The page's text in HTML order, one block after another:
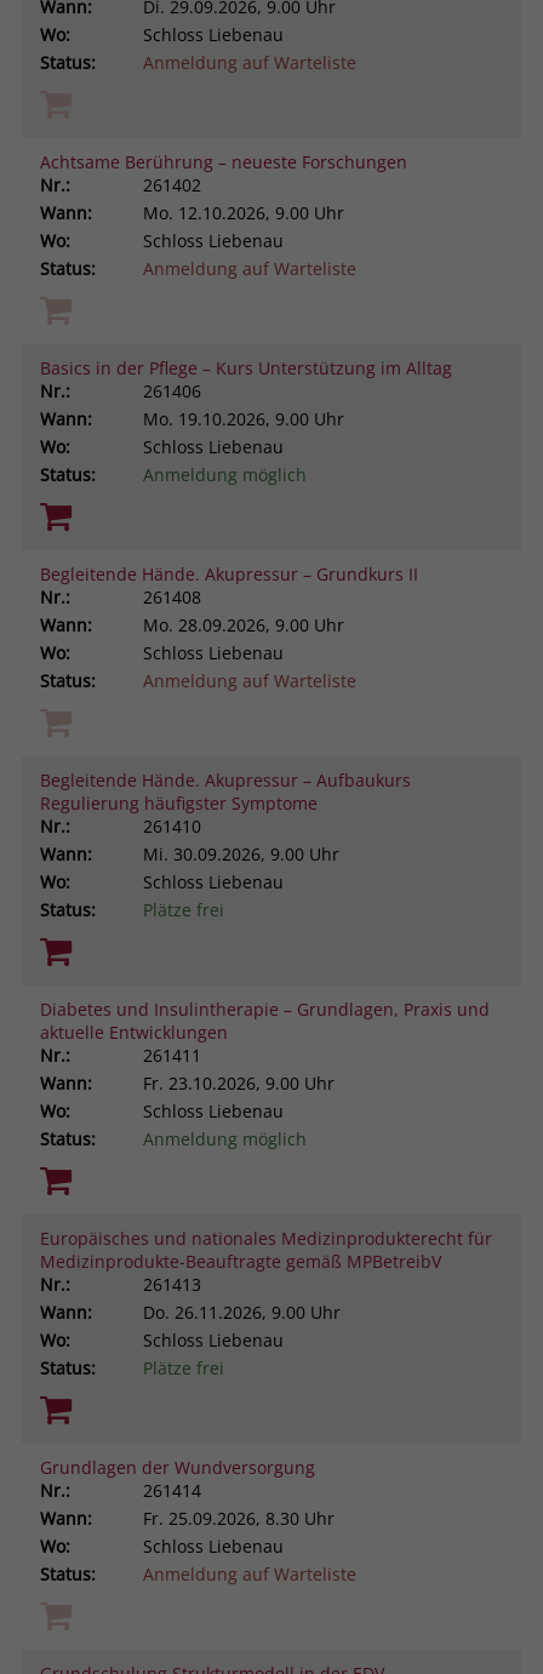
Wann:
Di. 29.09.2026, 9.00 Uhr
Wo:
Schloss Liebenau
Status:
Anmeldung auf Warteliste
Achtsame Berührung – neueste Forschungen
Nr.:
261402
Wann:
Mo. 12.10.2026, 9.00 Uhr
Wo:
Schloss Liebenau
Status:
Anmeldung auf Warteliste
Basics in der Pflege – Kurs Unterstützung im Alltag
Nr.:
261406
Wann:
Mo. 19.10.2026, 9.00 Uhr
Wo:
Schloss Liebenau
Status:
Anmeldung möglich
Begleitende Hände. Akupressur – Grundkurs II
Nr.:
261408
Wann:
Mo. 28.09.2026, 9.00 Uhr
Wo:
Schloss Liebenau
Status:
Anmeldung auf Warteliste
Begleitende Hände. Akupressur – Aufbaukurs
Regulierung häufigster Symptome
Nr.:
261410
Wann:
Mi. 30.09.2026, 9.00 Uhr
Wo:
Schloss Liebenau
Status:
Plätze frei
Diabetes und Insulintherapie – Grundlagen, Praxis und
aktuelle Entwicklungen
Nr.:
261411
Wann:
Fr. 23.10.2026, 9.00 Uhr
Wo:
Schloss Liebenau
Status:
Anmeldung möglich
Europäisches und nationales Medizinprodukterecht für
Medizinprodukte-Beauftragte gemäß MPBetreibV
Nr.:
261413
Wann:
Do. 26.11.2026, 9.00 Uhr
Wo:
Schloss Liebenau
Status:
Plätze frei
Grundlagen der Wundversorgung
Nr.:
261414
Wann:
Fr. 25.09.2026, 8.30 Uhr
Wo:
Schloss Liebenau
Status:
Anmeldung auf Warteliste